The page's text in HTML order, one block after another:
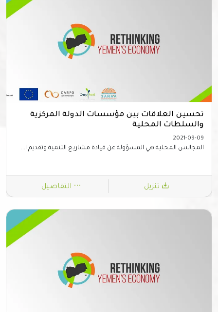
تحسين العلاقات بين مؤسسات الدولة المركزية
والسلطات المحلية
2021-09-09
المجالس المحلية هي المسؤولة عن قيادة مشاريع التنمية وتقديم ا...
تنزيل التفاصيل